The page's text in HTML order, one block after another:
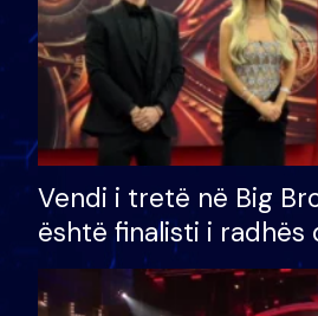
Vendi i tretë në Big
është finalisti i radhës